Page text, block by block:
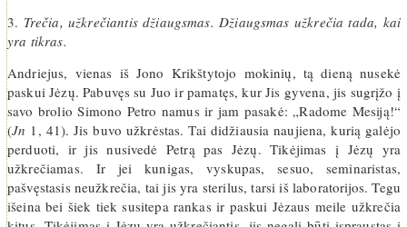
3. Trečia, užkrečiantis džiaugsmas. Džiaugsmas užkrečia tada, kai
yra tikras.
Andriejus, vienas iš Jono Krikštytojo mokinių, tą dieną nusekė
paskui Jėzų. Pabuvęs su Juo ir pamatęs, kur Jis gyvena, jis sugrįžo į
savo brolio Simono Petro namus ir jam pasakė: „Radome Mesiją!“
(Jn 1, 41). Jis buvo užkrėstas. Tai didžiausia naujiena, kurią galėjo
perduoti, ir jis nusivedė Petrą pas Jėzų. Tikėjimas į Jėzų yra
užkrečiamas. Ir jei kunigas, vyskupas, sesuo, seminaristas,
pašvęstasis neužkrečia, tai jis yra sterilus, tarsi iš laboratorijos. Tegu
išeina bei šiek tiek susitepa rankas ir paskui Jėzaus meile užkrečia